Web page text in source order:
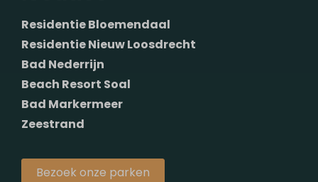
Residentie Bloemendaal
Residentie Nieuw Loosdrecht
Bad Nederrijn
Beach Resort Soal
Bad Markermeer
Zeestrand
Bezoek onze parken